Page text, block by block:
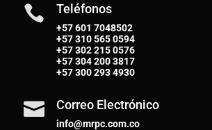
 Teléfonos
+57 601 7048502
+57310 565 0594
+57302 215 0576
+57304 200 3817
+57300 293 4930
 Correo Electrónico
info@mrpc.com.co